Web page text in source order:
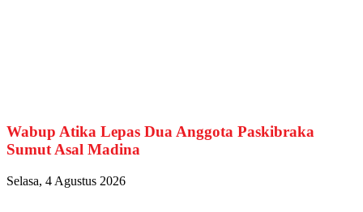
Wabup Atika Lepas Dua Anggota Paskibraka
Sumut Asal Madina
Selasa, 4 Agustus 2026